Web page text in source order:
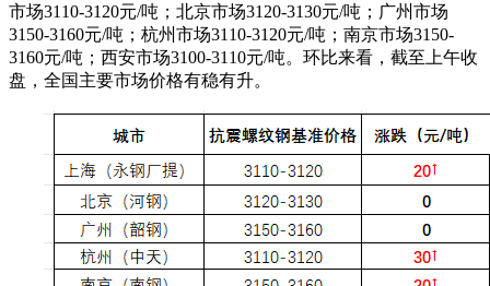
市场3110-3120元/吨；北京市场3120-3130元/吨；广州市场
3150-3160元/吨；杭州市场3110-3120元/吨；南京市场3150-
3160元/吨；西安市场3100-3110元/吨。环比来看，截至上午收
盘，全国主要市场价格有稳有升。